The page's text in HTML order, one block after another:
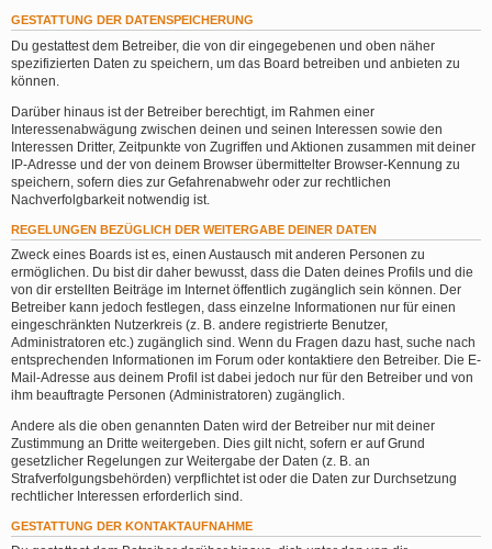
GESTATTUNG DER DATENSPEICHERUNG
Du gestattest dem Betreiber, die von dir eingegebenen und oben näher
spezifizierten Daten zu speichern, um das Board betreiben und anbieten zu
können.
Darüber hinaus ist der Betreiber berechtigt, im Rahmen einer
Interessenabwägung zwischen deinen und seinen Interessen sowie den
Interessen Dritter, Zeitpunkte von Zugriffen und Aktionen zusammen mit deiner
IP-Adresse und der von deinem Browser übermittelter Browser-Kennung zu
speichern, sofern dies zur Gefahrenabwehr oder zur rechtlichen
Nachverfolgbarkeit notwendig ist.
REGELUNGEN BEZÜGLICH DER WEITERGABE DEINER DATEN
Zweck eines Boards ist es, einen Austausch mit anderen Personen zu
ermöglichen. Du bist dir daher bewusst, dass die Daten deines Profils und die
von dir erstellten Beiträge im Internet öffentlich zugänglich sein können. Der
Betreiber kann jedoch festlegen, dass einzelne Informationen nur für einen
eingeschränkten Nutzerkreis (z. B. andere registrierte Benutzer,
Administratoren etc.) zugänglich sind. Wenn du Fragen dazu hast, suche nach
entsprechenden Informationen im Forum oder kontaktiere den Betreiber. Die E-
Mail-Adresse aus deinem Profil ist dabei jedoch nur für den Betreiber und von
ihm beauftragte Personen (Administratoren) zugänglich.
Andere als die oben genannten Daten wird der Betreiber nur mit deiner
Zustimmung an Dritte weitergeben. Dies gilt nicht, sofern er auf Grund
gesetzlicher Regelungen zur Weitergabe der Daten (z. B. an
Strafverfolgungsbehörden) verpflichtet ist oder die Daten zur Durchsetzung
rechtlicher Interessen erforderlich sind.
GESTATTUNG DER KONTAKTAUFNAHME